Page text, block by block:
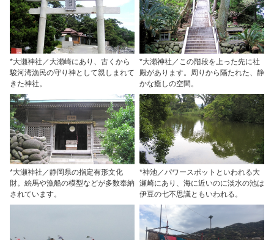
*大瀬神社／大瀬崎にあり、古くから
駿河湾漁民の守り神として親しまれて
きた神社。
*大瀬神社／この階段を上った先に社
殿があります。周りから隔たれた、静
かな癒しの空間。
*大瀬神社／静岡県の指定有形文化
財。絵馬や漁船の模型などが多数奉納
されています。
*神池／パワースポットといわれる大
瀬崎にあり、海に近いのに淡水の池は
伊豆の七不思議ともいわれる。